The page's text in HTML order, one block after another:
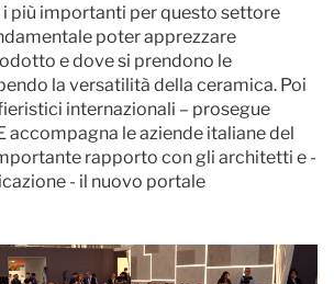
più importanti per questo settore
poter apprezzare
e dove si prendono le
la versatilità della ceramica. Poi
internazionali – prosegue
accompagna le aziende italiane del
rapporto con gli architetti e -
- il nuovo portale